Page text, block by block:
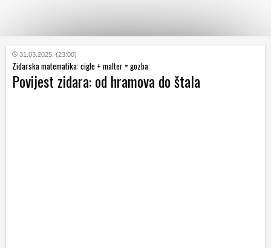
KATEGORIJE
HRVATSKI
31.03.2025. (23:00)
Zidarska matematika: cigle + malter = gozba
Povijest zidara: od hramova do štala